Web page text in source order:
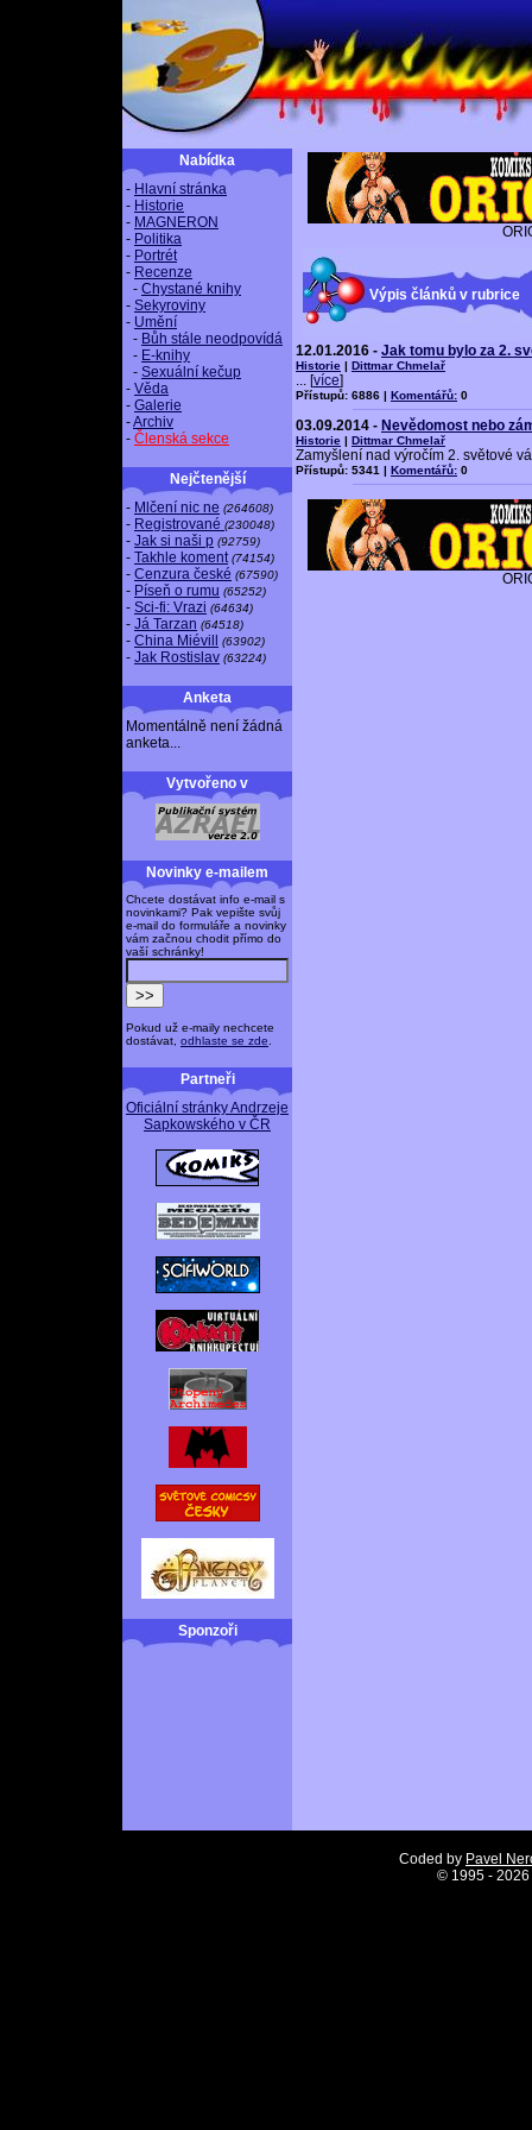
Nabídka
- Hlavní stránka
- Historie
- MAGNERON
- Politika
- Portrét
- Recenze
- Chystané knihy
- Sekyroviny
- Umění
- Bůh stále neodpovídá
- E-knihy
- Sexuální kečup
- Věda
- Galerie
-Archiv
- Členská sekce
Nejčtenější
- Mlčení nic ne (264608)
- Registrované (230048)
- Jak si naši p (92759)
- Takhle koment (74154)
- Cenzura české (67590)
- Píseň o rumu (65252)
- Sci-fi: Vrazi (64634)
- Já Tarzan (64518)
- China Miévill (63902)
- Jak Rostislav (63224)
Anketa
Momentálně není žádná
anketa...
Vytvořeno v
Novinky e-mailem
Chcete dostávat info e-mail s
novinkami? Pak vepište svůj
e-mail do formuláře a novinky
vám začnou chodit přímo do
vaší schránky!
Pokud už e-maily nechcete
dostávat, odhlaste se zde
Partneři
Oficiální stránky Andrzeje
Sapkowského v ČR
Sponzoři
Výpis článků v rubrice
12.01.2016 - Jak tomu bylo za 2.
Historie | Dittmar Chmelař
... [více]
Přístupů: 6886 | Komentářů: 0
03.09.2014 - Nevědomost nebo
Historie | Dittmar Chmelař
Zamyšlení nad výročím 2. světové
Přístupů: 5341 | Komentářů: 0
Coded by Pavel
© 1995 -